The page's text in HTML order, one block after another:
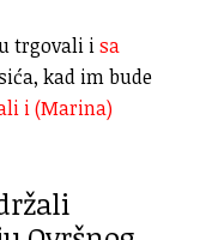
trgovali isa
kad im bude
i (Marina)